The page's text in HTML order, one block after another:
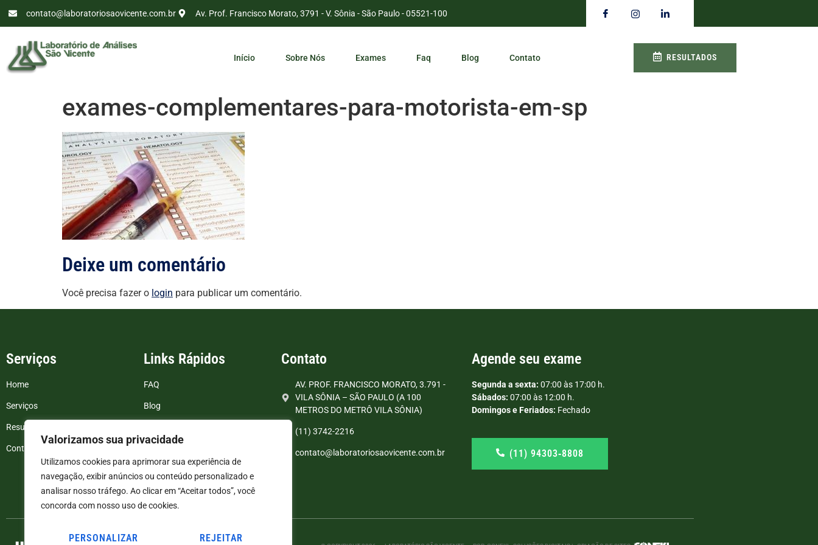
Valorizamos sua privacidade
Utilizamos cookies para aprimorar sua experiência de
navegação, exibir anúncios ou conteúdo personalizado e
analisar nosso tráfego. Ao clicar em “Aceitar todos”, você
concorda com nosso uso de cookies.
PERSONALIZAR REJEITAR
contato@laboratoriosaovicente.com.br Av. Prof. Francisco Morato, 3791 - V. Sônia - São Paulo - 05521-100
Início Sobre Nós Exames Faq Blog Contato RESULTADOS
exames-complementares-para-motorista-em-sp
Deixe um comentário
Você precisa fazer o login para publicar um comentário.
Serviços
Home
Serviços
Resultados de exames
Contato
Links Rápidos
FAQ
Blog
Contato
AV. PROF. FRANCISCO MORATO, 3.791 -
VILA SÔNIA – SÃO PAULO (A 100
METROS DO METRÔ VILA SÔNIA)
(11) 3742-2216
contato@laboratoriosaovicente.com.br
Agende seu exame
Segunda a sexta: 07:00 às 17:00 h.
Sábados: 07:00 às 12:00 h.
Domingos e Feriados: Fechado
(11) 94303‑8808